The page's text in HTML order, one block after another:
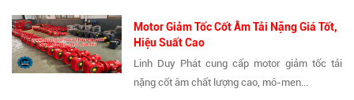
Motor Giảm Tốc Cốt Âm Tải Nặng Giá Tốt,
Hiệu Suất Cao
Linh Duy Phát cung cấp motor giảm tốc tải
nặng cốt âm chất lượng cao, mô-men...